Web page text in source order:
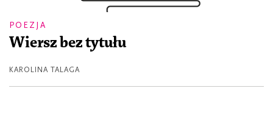
POEZJA
Wiersz bez tytułu
KAROLINA TALAGA